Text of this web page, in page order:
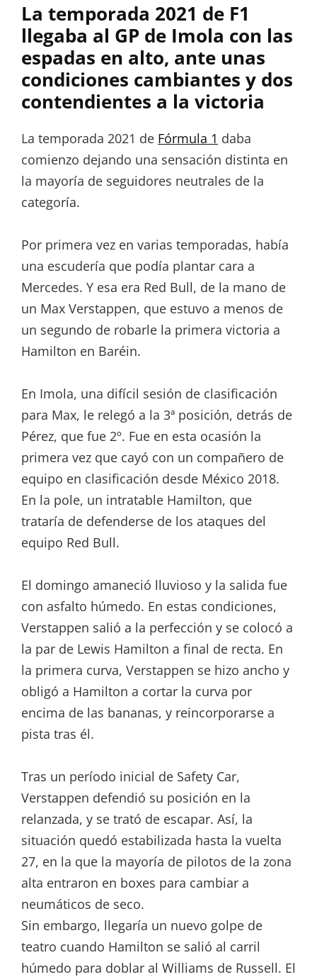
La temporada 2021 de F1
llegaba al GP de Imola con las
espadas en alto, ante unas
condiciones cambiantes y dos
contendientes a la victoria
La temporada 2021 de Fórmula 1 daba
comienzo dejando una sensación distinta en
la mayoría de seguidores neutrales de la
categoría.
Por primera vez en varias temporadas, había
una escudería que podía plantar cara a
Mercedes. Y esa era Red Bull, de la mano de
un Max Verstappen, que estuvo a menos de
un segundo de robarle la primera victoria a
Hamilton en Baréin.
En Imola, una difícil sesión de clasificación
para Max, le relegó a la 3ª posición, detrás de
Pérez, que fue 2º. Fue en esta ocasión la
primera vez que cayó con un compañero de
equipo en clasificación desde México 2018.
En la pole, un intratable Hamilton, que
trataría de defenderse de los ataques del
equipo Red Bull.
El domingo amaneció lluvioso y la salida fue
con asfalto húmedo. En estas condiciones,
Verstappen salió a la perfección y se colocó a
la par de Lewis Hamilton a final de recta. En
la primera curva, Verstappen se hizo ancho y
obligó a Hamilton a cortar la curva por
encima de las bananas, y reincorporarse a
pista tras él.
Tras un período inicial de Safety Car,
Verstappen defendió su posición en la
relanzada, y se trató de escapar. Así, la
situación quedó estabilizada hasta la vuelta
27, en la que la mayoría de pilotos de la zona
alta entraron en boxes para cambiar a
neumáticos de seco.
Sin embargo, llegaría un nuevo golpe de
teatro cuando Hamilton se salió al carril
húmedo para doblar al Williams de Russell. El